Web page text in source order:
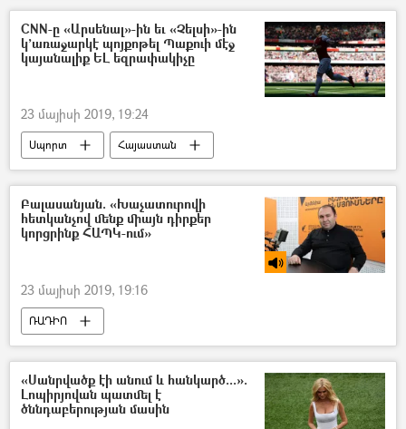
CNN-ը «Արսենալ»-ին եւ «Չելսի»-ին
կ’առաջարկէ պոյքոթել Պաքուի մէջ
կայանալիք ԵԼ եզրափակիչը
23 մայիսի 2019, 19:24
Սպորտ
Հայաստան
Հենրիխ Մխիթարյան
ֆուտբոլ
Ադրբեջան
Sputnik Արմենիան` արևմտահայերենով
Բալասանյան. «Խաչատուրովի
հետկանչով մենք միայն դիրքեր
կորցրինք ՀԱՊԿ-ում»
23 մայիսի 2019, 19:16
ՌԱԴԻՈ
Հավաքական անվտանգության պայմանագիր կազմակերպություն (ՀԱՊԿ)
Բելառուս
Յուրի Խաչատուրով
«Մարտի 1–ի» գործով դատավարություն
«Սանրվածք էի անում և հանկարծ...».
Լոպիրյովան պատմել է
ծննդաբերության մասին